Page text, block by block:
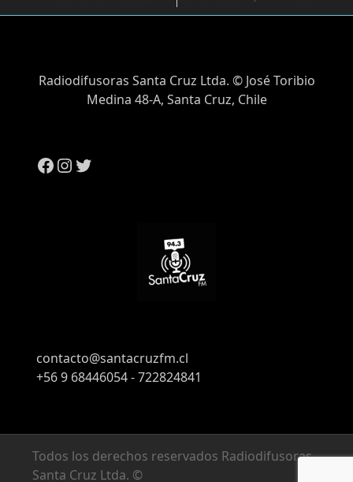
Radiodifusoras Santa Cruz Ltda. © José Toribio
Medina 48-A, Santa Cruz, Chile
contacto@santacruzfm.cl
+56 9 68446054 - 722824841
Todos los derechos reservados Radiodifusoras
Santa Cruz Ltda. ©